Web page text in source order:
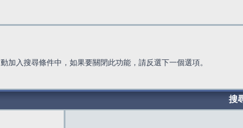
加入搜尋條件中，如果要關閉此功能，請反選下一個選項。
搜